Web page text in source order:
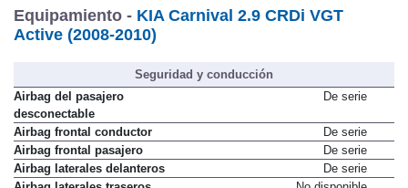
Equipamiento - KIA Carnival 2.9 CRDi VGT
Active (2008-2010)
Seguridad y conducción
Airbag del pasajero
desconectable
De serie
Airbag frontal conductor
De serie
Airbag frontal pasajero
De serie
Airbag laterales delanteros
De serie